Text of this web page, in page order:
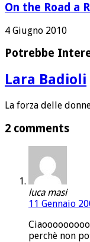
On the Road a
4 Giugno 2010
Potrebbe
Lara Badioli
La forza delle
2 comments
luca masi
11 Gennaio
perchè non